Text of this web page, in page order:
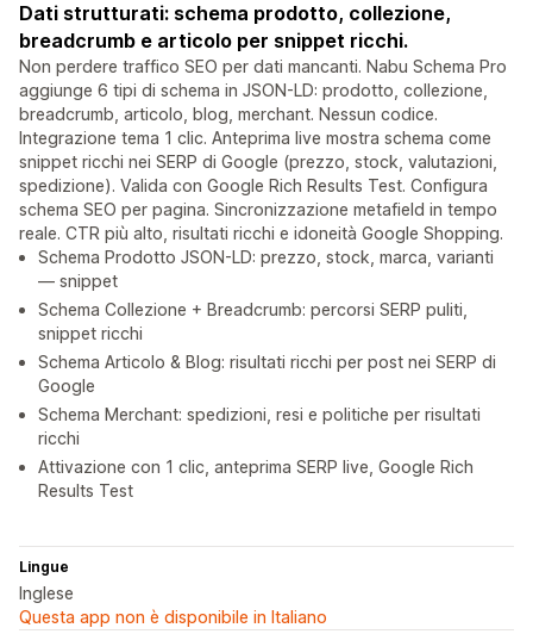
Dati strutturati: schema prodotto, collezione,
breadcrumb e articolo per snippet ricchi.
Non perdere traffico SEO per dati mancanti. Nabu Schema Pro
aggiunge 6 tipi di schema in JSON-LD: prodotto, collezione,
breadcrumb, articolo, blog, merchant. Nessun codice.
Integrazione tema 1 clic. Anteprima live mostra schema come
snippet ricchi nei SERP di Google (prezzo, stock, valutazioni,
spedizione). Valida con Google Rich Results Test. Configura
schema SEO per pagina. Sincronizzazione metafield in tempo
reale. CTR più alto, risultati ricchi e idoneità Google Shopping.
Schema Prodotto JSON-LD: prezzo, stock, marca, varianti
— snippet
Schema Collezione + Breadcrumb: percorsi SERP puliti,
snippet ricchi
Schema Articolo & Blog: risultati ricchi per post nei SERP di
Google
Schema Merchant: spedizioni, resi e politiche per risultati
ricchi
Attivazione con 1 clic, anteprima SERP live, Google Rich
Results Test
Lingue
Inglese
Questa app non è disponibile in Italiano